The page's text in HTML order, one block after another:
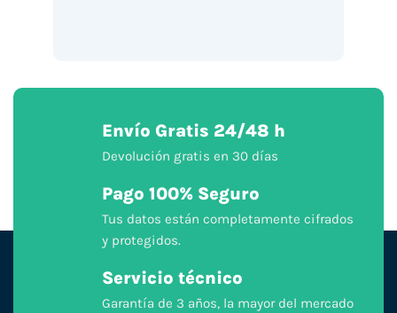
Envío Gratis 24/48 h
Devolución gratis en 30 días
Pago 100% Seguro
Tus datos están completamente cifrados
y protegidos.
Servicio técnico
Garantía de 3 años, la mayor del mercado